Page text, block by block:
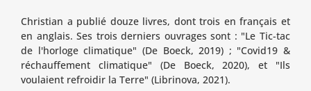
Christian a publié douze livres, dont trois en français et
en anglais. Ses trois derniers ouvrages sont : "Le Tic-tac
de l'horloge climatique" (De Boeck, 2019) ; "Covid19 &
réchauffement climatique" (De Boeck, 2020), et "Ils
voulaient refroidir la Terre" (Librinova, 2021).